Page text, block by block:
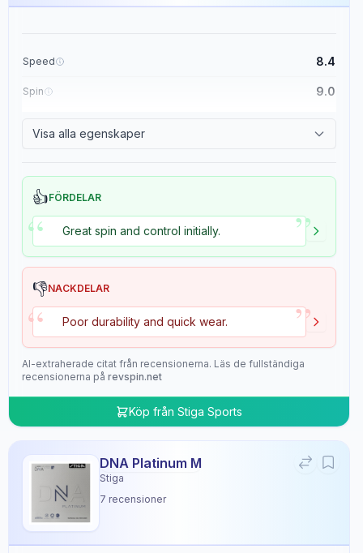
Speed 8.4
Spin 9.0
Visa alla egenskaper
👍FÖRDELAR
“ Great spin and control initially. ”
👎NACKDELAR
“ Poor durability and quick wear. ”
AI-extraherade citat från recensionerna. Läs de fullständiga
recensionerna på revspin.net
Köp från Stiga Sports
DNA Platinum M
Stiga
7 recensioner